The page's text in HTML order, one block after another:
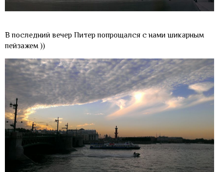
В последний вечер Питер попрощался с нами шикарным
пейзажем ))